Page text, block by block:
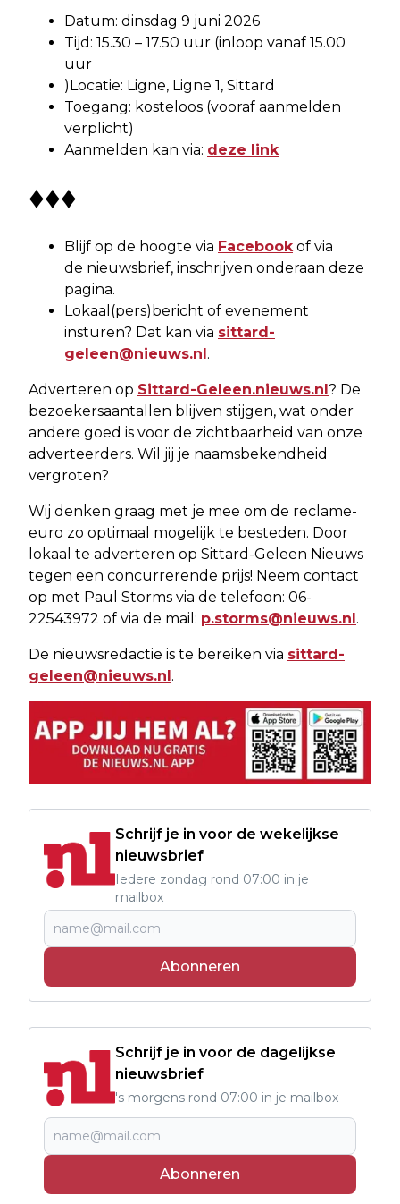
Datum: dinsdag 9 juni 2026
Tijd: 15.30 – 17.50 uur (inloop vanaf 15.00
uur
)Locatie: Ligne, Ligne 1, Sittard
Toegang: kosteloos (vooraf aanmelden
verplicht)
Aanmelden kan via: deze link
♦♦♦
Blijf op de hoogte via Facebookof via
de nieuwsbrief, inschrijven onderaan deze
pagina.
Lokaal(pers)bericht of evenement
insturen? Dat kan via sittard-
geleen@nieuws.nl .
Adverteren op Sittard-Geleen.nieuws.nl ? De
bezoekersaantallen blijven stijgen, wat onder
andere goed is voor de zichtbaarheid van onze
adverteerders. Wil jij je naamsbekendheid
vergroten?
Wij denken graag met je mee om de reclame-
euro zo optimaal mogelijk te besteden. Door
lokaal te adverteren op Sittard-Geleen Nieuws
tegen een concurrerende prijs! Neem contact
op met Paul Storms via de telefoon: 06-
22543972 of via de mail: p.storms@nieuws.nl .
De nieuwsredactie is te bereiken via sittard-
geleen@nieuws.nl .
Schrijf je in voor de wekelijkse
nieuwsbrief
Iedere zondag rond 07:00 in je
mailbox
Abonneren
Schrijf je in voor de dagelijkse
nieuwsbrief
's morgens rond 07:00 in je mailbox
Abonneren